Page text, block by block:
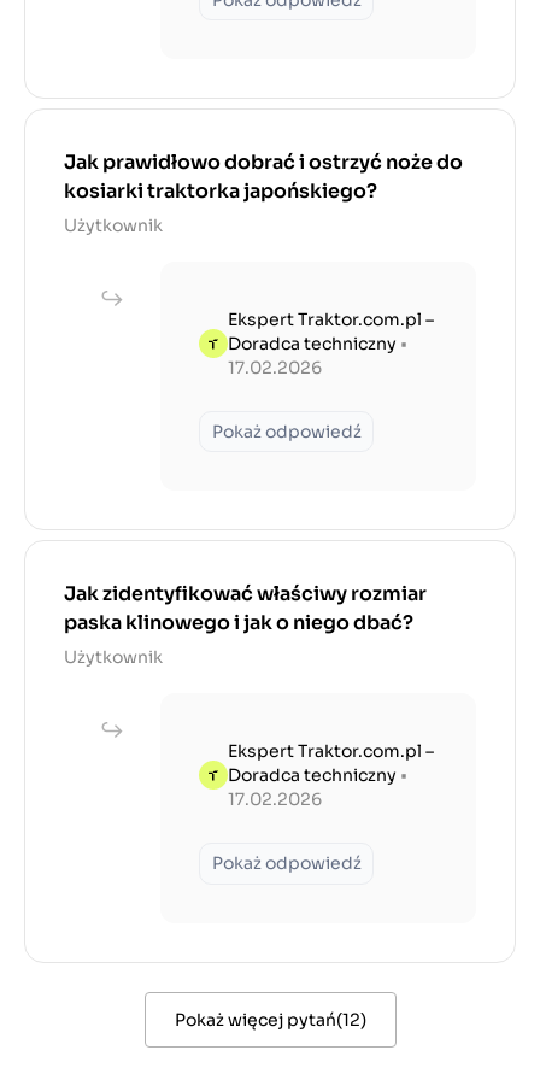
Jak prawidłowo dobrać i ostrzyć noże do
kosiarki traktorka japońskiego?
Użytkownik
Ekspert Traktor.com.pl –
Doradca techniczny •
17.02.2026
Pokaż odpowiedź
Jak zidentyfikować właściwy rozmiar
paska klinowego i jak o niego dbać?
Użytkownik
Ekspert Traktor.com.pl –
Doradca techniczny •
17.02.2026
Pokaż odpowiedź
Pokaż więcej pytań(12)